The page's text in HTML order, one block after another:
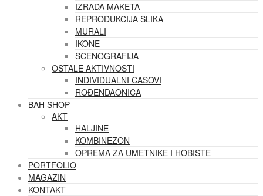
IZRADA MAKETA
REPRODUKCIJA SLIKA
MURALI
IKONE
SCENOGRAFIJA
OSTALE AKTIVNOSTI
INDIVIDUALNI ČASOVI
ROĐENDAONICA
BAH SHOP
AKT
HALJINE
KOMBINEZON
OPREMA ZA UMETNIKE I HOBISTE
PORTFOLIO
MAGAZIN
KONTAKT